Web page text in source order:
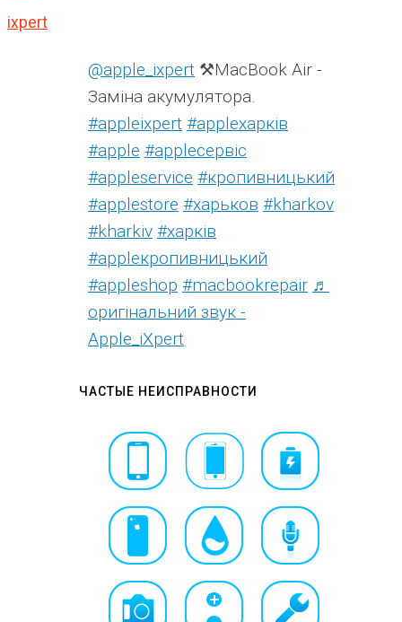
ixpert
@apple_ixpert ⚒️MacBook Air -
Заміна акумулятора.
#appleixpert #аррleхарків
#apple #аррleсервіс
#appleservice #кропивницький
#applestore #харьков #kharkov
#kharkiv #харків
#appleкропивницький
#appleshop #macbookrepair ♬
оригінальний звук -
Apple_iXpert
ЧАСТЫЕ НЕИСПРАВНОСТИ